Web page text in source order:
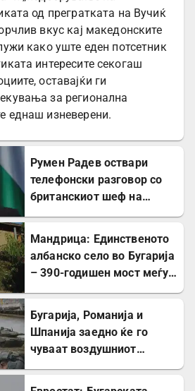
од прегратката на Вучиќ
вкус кај македонските
како уште еден потсетник
интересите секогаш
оставајќи ги
за регионална
еднаш изневерени.
Румен Радев оствари
телефонски разговор со
британскиот шеф на
Мандрица: Единственото
албанско село во Бугарија
– 390-годишен мост меѓу
Бугарија, Романија и
Шпанија заедно ќе го
чуваат воздушниот